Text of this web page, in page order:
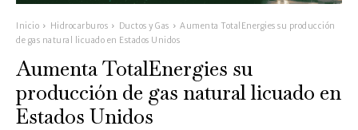
Inicio Hidrocarburos Ductos y Gas
Aumenta TotalEnergies su producción
de gas natural licuado en Estados Unidos
Aumenta TotalEnergies su
producción de gas natural licuado en
Estados Unidos